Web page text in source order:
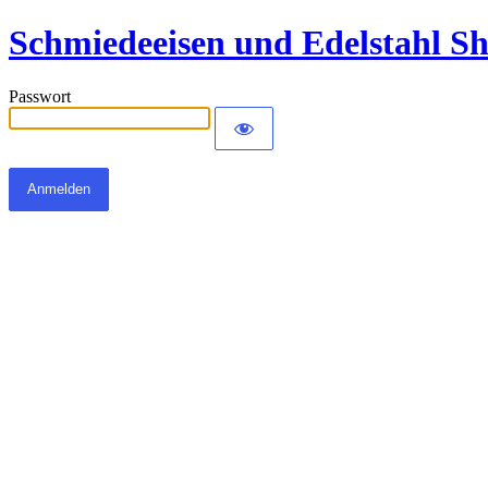
Schmiedeeisen und Edelstahl
Passwort